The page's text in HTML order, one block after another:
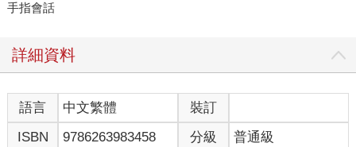
手指會話
詳細資料
語言 中文繁體
裝訂
ISBN
9786263983458 分級 普通級